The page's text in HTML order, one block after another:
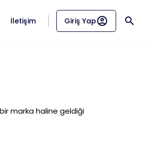
İletişim Giriş Yapaccount_circle search
marka haline geldiği